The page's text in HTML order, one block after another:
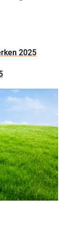
2025